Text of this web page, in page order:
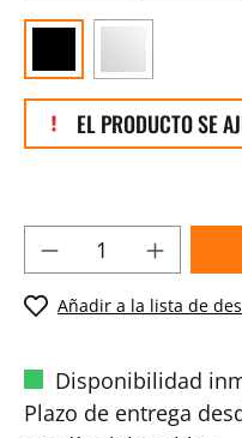
EL PRODUCTO SE
Añadir a la lista de
Disponibilidad
Plazo de entrega